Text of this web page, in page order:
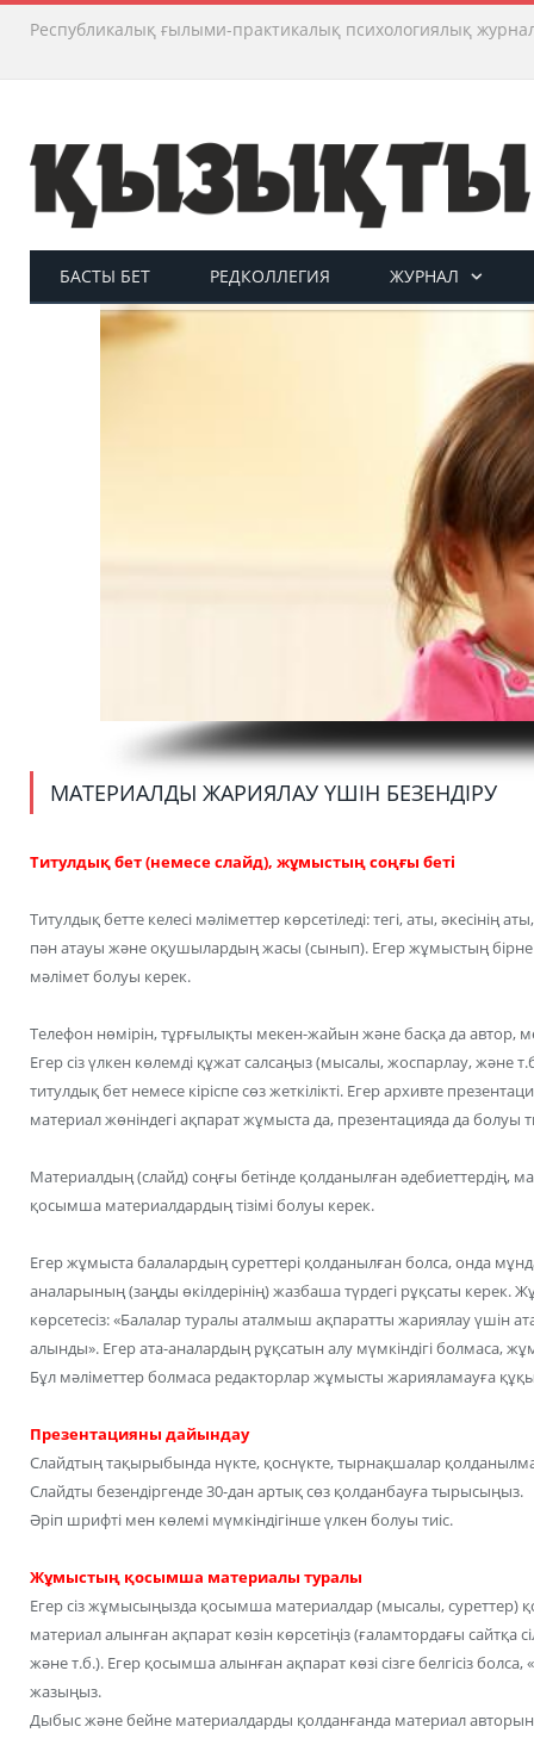
Республикалық ғылыми-практикалық психологиялық
БАСТЫ БЕТ РЕДКОЛЛЕГИЯ ЖУРНАЛ
МАТЕРИАЛДЫ ЖАРИЯЛАУ ҮШІН БЕЗЕНДІРУ
Титулдық бет (немесе слайд), жұмыстың соңғы беті
Титулдық бетте келесі мәліметтер көрсетіледі: тегі, аты, әкесінің
пән атауы және оқушылардың жасы (сынып). Егер жұмыстың
мәлімет болуы керек.
Телефон нөмірін, тұрғылықты мекен-жайын және басқа да автор,
Егер сіз үлкен көлемді құжат салсаңыз (мысалы, жоспарлау, және
титулдық бет немесе кіріспе сөз жеткілікті. Егер архивте
материал жөніндегі ақпарат жұмыста да, презентацияда да болуы
Материалдың (слайд) соңғы бетінде қолданылған әдебиеттердің,
қосымша материалдардың тізімі болуы керек.
Егер жұмыста балалардың суреттері қолданылған болса, онда
аналарының (заңды өкілдерінің) жазбаша түрдегі рұқсаты керек.
көрсетесіз: «Балалар туралы аталмыш ақпаратты жариялау үшін
алынды». Егер ата-аналардың рұқсатын алу мүмкіндігі болмаса,
Бұл мәліметтер болмаса редакторлар жұмысты жарияламауға
Презентацияны дайындау
Слайдтың тақырыбында нүкте, қоснүкте, тырнақшалар
Слайдты безендіргенде 30-дан артық сөз қолданбауға тырысыңыз.
Әріп шрифті мен көлемі мүмкіндігінше үлкен болуы тиіс.
Жұмыстың қосымша материалы туралы
Егер сіз жұмысыңызда қосымша материалдар (мысалы, суреттер)
материал алынған ақпарат көзін көрсетіңіз (ғаламтордағы сайтқа
және т.б.). Егер қосымша алынған ақпарат көзі сізге белгісіз
жазыңыз.
Дыбыс және бейне материалдарды қолданғанда материал